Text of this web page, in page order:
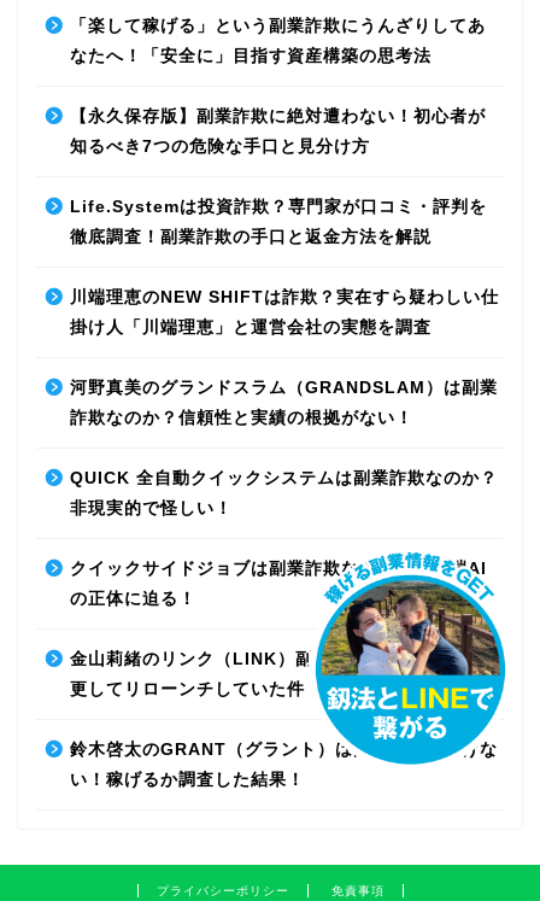
「楽して稼げる」という副業詐欺にうんざりしてあ
なたへ！「安全に」目指す資産構築の思考法
【永久保存版】副業詐欺に絶対遭わない！初心者が
知るべき7つの危険な手口と見分け方
Life.Systemは投資詐欺？専門家が口コミ・評判を
徹底調査！副業詐欺の手口と返金方法を解説
川端理恵のNEW SHIFTは詐欺？実在すら疑わしい仕
掛け人「川端理恵」と運営会社の実態を調査
河野真美のグランドスラム（GRANDSLAM）は副業
詐欺なのか？信頼性と実績の根拠がない！
QUICK 全自動クイックシステムは副業詐欺なのか？
非現実的で怪しい！
クイックサイドジョブは副業詐欺なのか？最先端AI
の正体に迫る！
金山莉緒のリンク（LINK）副業詐欺！運営会社を変
更してリローンチしていた件！【再編集】
鈴木啓太のGRANT（グラント）は副業詐欺で稼げな
い！稼げるか調査した結果！
プライバシーポリシー 免責事項